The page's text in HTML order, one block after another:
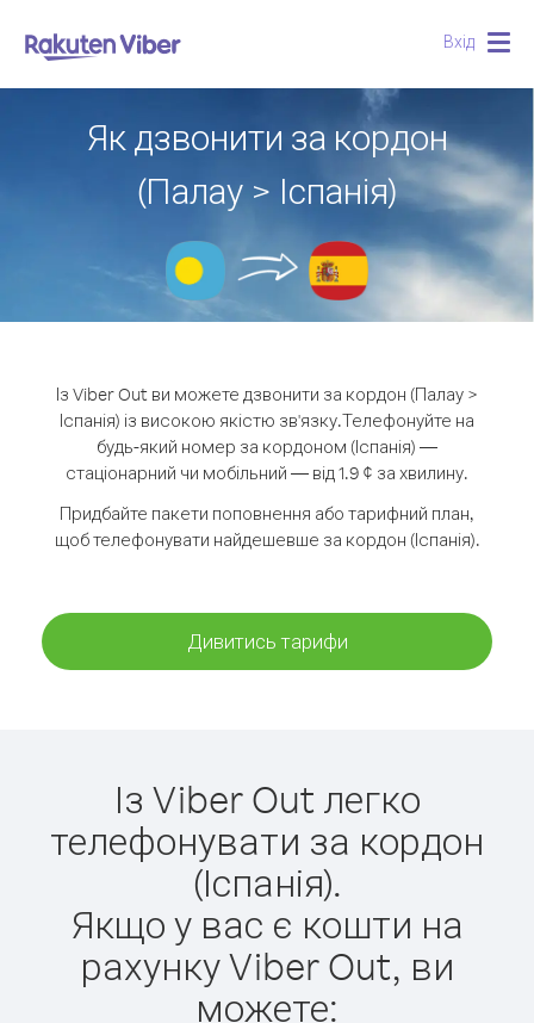
Вхід
Як дзвонити за кордон
(Палау > Іспанія)
Із Viber Out ви можете дзвонити за кордон (Палау >
Іспанія) із високою якістю зв'язку.Телефонуйте на
будь-який номер за кордоном (Іспанія) —
стаціонарний чи мобільний — від 1.9 ¢ за хвилину.
Придбайте пакети поповнення або тарифний план,
щоб телефонувати найдешевше за кордон (Іспанія).
Дивитись тарифи
Із Viber Out легко
телефонувати за кордон
(Іспанія).
Якщо у вас є кошти на
рахунку Viber Out, ви
можете: